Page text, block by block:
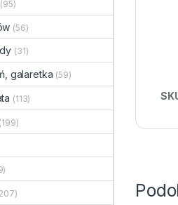
(95)
(56)
(31)
galaretka (59)
(113)
(199)